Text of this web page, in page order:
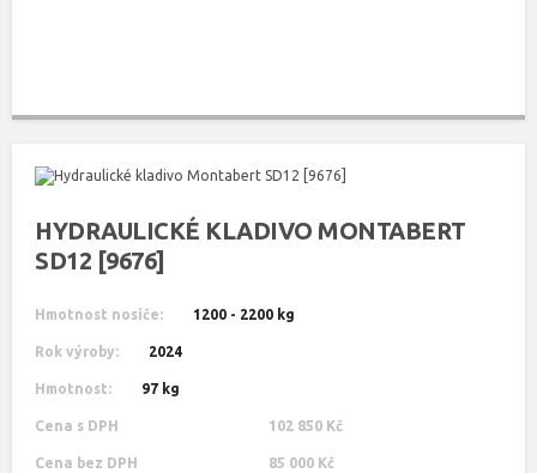
HYDRAULICKÉ KLADIVO MONTABERT
SD12 [9676]
Hmotnost nosiče: 1200 - 2200 kg
Rok výroby: 2024
Hmotnost: 97 kg
Cena s DPH 102 850 Kč
Cena bez DPH 85 000 Kč